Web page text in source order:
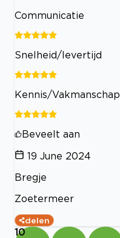
Communicatie
Snelheid/levertijd
Kennis/Vakmanschap
Beveelt aan
19 June 2024
Bregje
Zoetermeer
delen
10